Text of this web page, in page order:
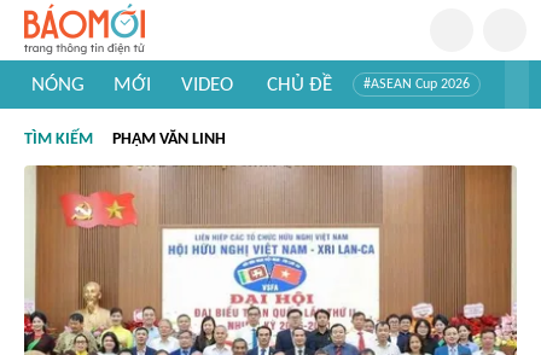
NÓNG MỚI VIDEO CHỦ ĐỀ #ASEAN Cup 2026
#Khám phá thế giới
TÌM KIẾM PHẠM VĂN LINH